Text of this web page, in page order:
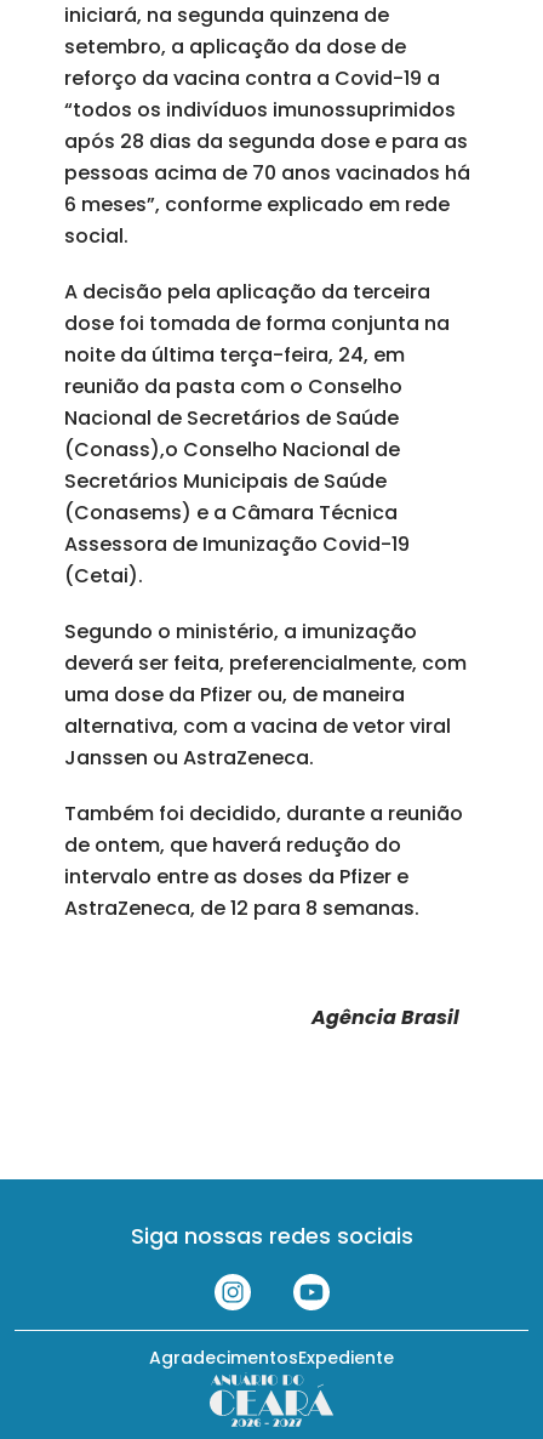
iniciará, na segunda quinzena de
setembro, a aplicação da dose de
reforço da vacina contra a Covid-19 a
“todos os indivíduos imunossuprimidos
após 28 dias da segunda dose e para as
pessoas acima de 70 anos vacinados há
6 meses”, conforme explicado em rede
social.
A decisão pela aplicação da terceira
dose foi tomada de forma conjunta na
noite da última terça-feira, 24, em
reunião da pasta com o Conselho
Nacional de Secretários de Saúde
(Conass),o Conselho Nacional de
Secretários Municipais de Saúde
(Conasems) e a Câmara Técnica
Assessora de Imunização Covid-19
(Cetai).
Segundo o ministério, a imunização
deverá ser feita, preferencialmente, com
uma dose da Pfizer ou, de maneira
alternativa, com a vacina de vetor viral
Janssen ou AstraZeneca.
Também foi decidido, durante a reunião
de ontem, que haverá redução do
intervalo entre as doses da Pfizer e
AstraZeneca, de 12 para 8 semanas.
Agência Brasil
Siga nossas redes sociais
Expediente
Agradecimentos